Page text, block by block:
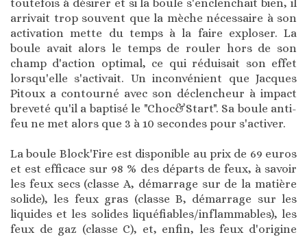
toutefois à désirer et si la boule s'enclenchait bien, il
arrivait trop souvent que la mèche nécessaire à son
activation mette du temps à la faire exploser. La
boule avait alors le temps de rouler hors de son
champ d'action optimal, ce qui réduisait son effet
lorsqu'elle s'activait. Un inconvénient que Jacques
Pitoux a contourné avec son déclencheur à impact
breveté qu'il a baptisé le "Choc&Start". Sa boule anti-
feu ne met alors que 3 à 10 secondes pour s'activer.
La boule Block'Fire est disponible au prix de 69 euros
et est efficace sur 98 % des départs de feux, à savoir
les feux secs (classe A, démarrage sur de la matière
solide), les feux gras (classe B, démarrage sur les
liquides et les solides liquéfiables/inflammables), les
feux de gaz (classe C), et, enfin, les feux d'origine